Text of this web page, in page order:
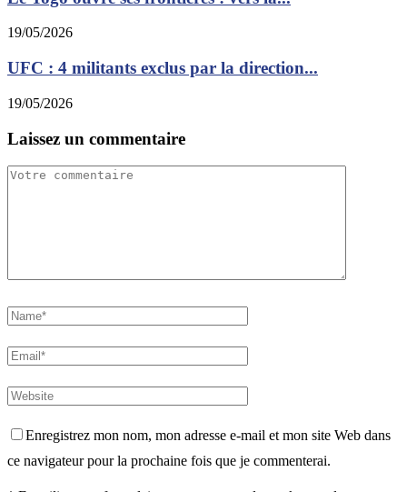
19/05/2026
UFC : 4 militants exclus par la direction...
19/05/2026
Laissez un commentaire
Enregistrez mon nom, mon adresse e-mail et mon site Web dans
ce navigateur pour la prochaine fois que je commenterai.